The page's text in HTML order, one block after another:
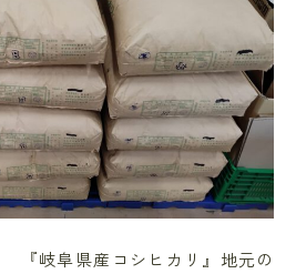
『岐阜県産コシヒカリ』地元の